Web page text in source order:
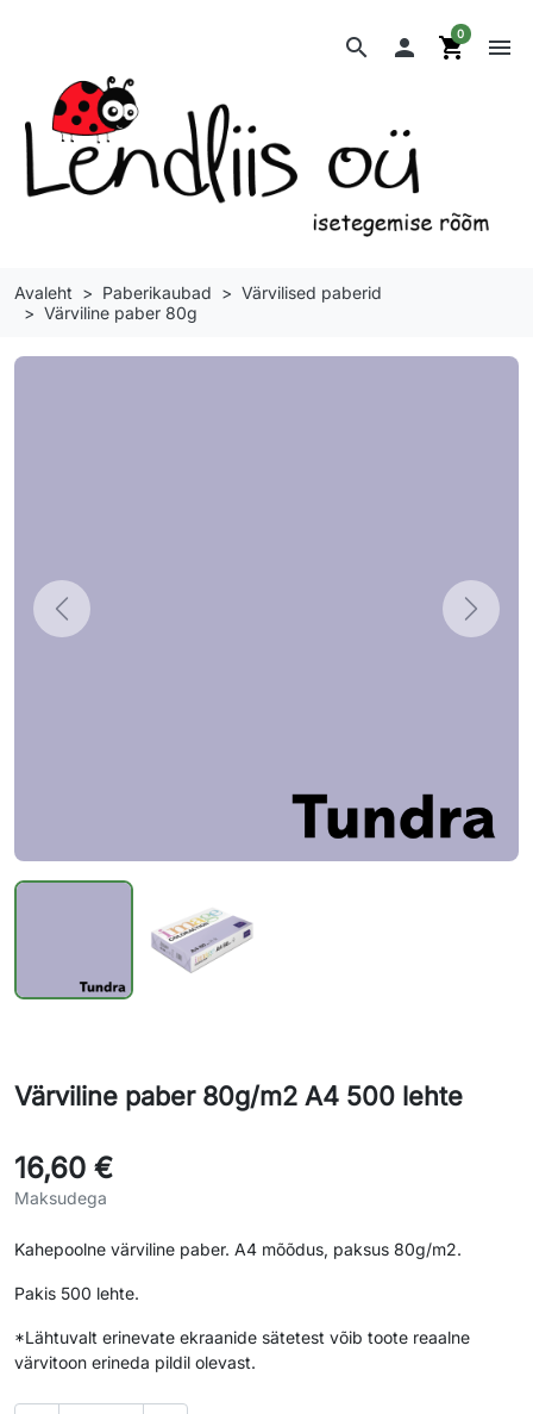
search  shopping_cart
0 menu
Avaleht Paberikaubad
Värvilised paberid
Värviline paber 80g
Previous Next
Värviline paber 80g/m2 A4 500 lehte
16,60 €
Maksudega
Kahepoolne värviline paber. A4 mõõdus, paksus 80g/m2.
Pakis 500 lehte.
*Lähtuvalt erinevate ekraanide sätetest võib toote reaalne
värvitoon erineda pildil olevast.